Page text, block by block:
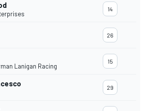
14
26
Lanigan Racing
15
29